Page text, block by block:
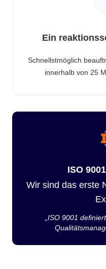
Ein
Schnellstmöglich
innerhalb von 25
ISO
Wir sind das erste
„ISO 9001